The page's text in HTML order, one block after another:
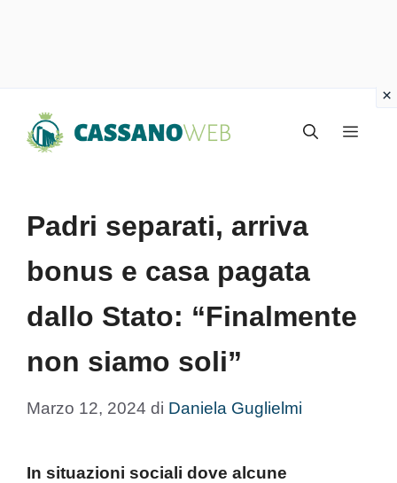
Menu
Padri separati, arriva
bonus e casa pagata
dallo Stato: “Finalmente
non siamo soli”
Marzo 12, 2024 di Daniela Guglielmi
In situazioni sociali dove alcune